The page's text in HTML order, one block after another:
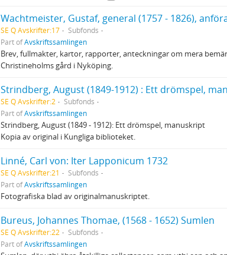
SE Q Avskrifter:17
Subfonds
Part ofAvskriftssamlingen
Brev, fullmakter, kartor, rapporter, anteckningar om mera
Christineholms gård i Nyköping.
Strindberg, August (1849-1912) : Ett drömspel,
SE Q Avskrifter:2
Subfonds
Part ofAvskriftssamlingen
Strindberg, August (1849 - 1912): Ett drömspel, manuskript
Kopia av original i Kungliga biblioteket.
Linné, Carl von: Iter Lapponicum 1732
SE Q Avskrifter:21
Subfonds
Part ofAvskriftssamlingen
Fotografiska blad av originalmanuskriptet.
Bureus, Johannes Thomae, (1568 - 1652) Sumlen
SE Q Avskrifter:22
Subfonds
Part ofAvskriftssamlingen